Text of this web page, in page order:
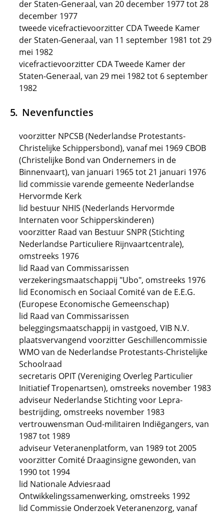
der Staten-Generaal, van 20 december 1977 tot 28
december 1977
tweede vicefractievoorzitter CDA Tweede Kamer
der Staten-Generaal, van 11 september 1981 tot 29
mei 1982
vicefractievoorzitter CDA Tweede Kamer der
Staten-Generaal, van 29 mei 1982 tot 6 september
1982
Nevenfuncties
voorzitter NPCSB (Nederlandse Protestants-
Christelijke Schippersbond), vanaf mei 1969 CBOB
(Christelijke Bond van Ondernemers in de
Binnenvaart), van januari 1965 tot 21 januari 1976
lid commissie varende gemeente Nederlandse
Hervormde Kerk
lid bestuur NHIS (Nederlands Hervormde
Internaten voor Schipperskinderen)
voorzitter Raad van Bestuur SNPR (Stichting
Nederlandse Particuliere Rijnvaartcentrale),
omstreeks 1976
lid Raad van Commissarissen
verzekeringsmaatschappij "Ubo", omstreeks 1976
lid Economisch en Sociaal Comité van de E.E.G.
(Europese Economische Gemeenschap)
lid Raad van Commissarissen
beleggingsmaatschappij in vastgoed, VIB N.V.
plaatsvervangend voorzitter Geschillencommissie
WMO van de Nederlandse Protestants-Christelijke
Schoolraad
secretaris OPIT (Vereniging Overleg Particulier
Initiatief Tropenartsen), omstreeks november 1983
adviseur Nederlandse Stichting voor Lepra-
bestrijding, omstreeks november 1983
vertrouwensman Oud-militairen Indiëgangers, van
1987 tot 1989
adviseur Veteranenplatform, van 1989 tot 2005
voorzitter Comité Draaginsigne gewonden, van
1990 tot 1994
lid Nationale Adviesraad
Ontwikkelingssamenwerking, omstreeks 1992
lid Commissie Onderzoek Veteranenzorg, vanaf